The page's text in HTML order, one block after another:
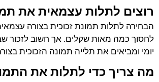
רוצים לתלות עצמאית את
הבחירה לתלות תמונת זכוכית בצורה
לחסוך כמה מאות שקלים. אך חשוב לזכור
יומי ומביאים את תלייה תמונה הזכוכית
מה צריך כדי לתלות את